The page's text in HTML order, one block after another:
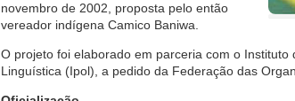
novembro de 2002, proposta pelo então
vereador indígena Camico Baniwa.
O projeto foi elaborado em parceria com o
Linguística (Ipol), a pedido da Federação das